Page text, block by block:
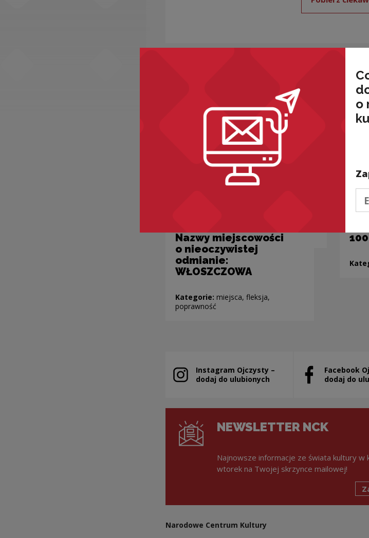
Nazwy miejscowości
o nieoczywistej
odmianie:
WŁOSZCZOWA
Kategorie: miejsca, fleksja,
poprawność
Instagram Ojczysty –
dodaj do ulubionych
Uwaga, link zostanie otwarty w nowym oknie
Facebook
dodaj do
Uwaga, link
NEWSLETTER NCK
Najnowsze informacje ze świata kultury w
wtorek na Twojej skrzynce mailowej!
Narodowe Centrum Kultury
o